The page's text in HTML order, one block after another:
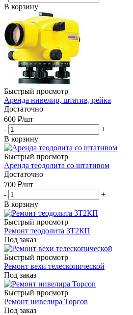
В корзину
Быстрый просмотр
Аренда нивелир, штатив, рейка
Достаточно
600 ₽/шт
-
+
В корзину
Быстрый просмотр
Аренда теодолита со штативом
Достаточно
700 ₽/шт
-
+
В корзину
Быстрый просмотр
Ремонт теодолита 3Т2КП
Под заказ
Быстрый просмотр
Ремонт вехи телескопической
Под заказ
Быстрый просмотр
Ремонт нивелира Topcon
Под заказ